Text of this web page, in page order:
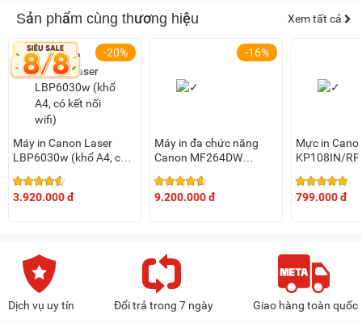
Sản phẩm cùng thương hiệu Xem tất cả
-20%
Máy in Canon Laser
LBP6030w (khổ A4, có
3.920.000 đ
-16%
Máy in đa chức năng
Canon MF264DW
nhập khẩu
9.200.000 đ
Mực in
KP108IN/
799.000 đ
Dịch vụ uy tín Đổi trả trong 7 ngày Giao hàng toàn quốc